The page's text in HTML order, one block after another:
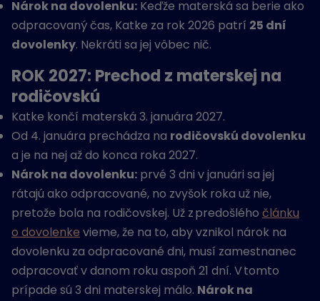
Nárok na dovolenku: Keďže materská sa berie ako
odpracovaný čas, Katke za rok 2026 patrí 25 dní
dovolenky. Nekráti sa jej vôbec nič.
ROK 2027: Prechod z materskej na
rodičovskú
Katke končí materská 3. januára 2027.
Od 4. januára prechádza na rodičovskú dovolenku
a je na nej až do konca roka 2027.
Nárok na dovolenku: prvé 3 dni v januári sa jej
rátajú ako odpracované, no zvyšok roka už nie,
pretože bola na rodičovskej. Už z predošlého článku
o dovolenke vieme, že na to, aby vznikol nárok na
dovolenku za odpracované dni, musí zamestnanec
odpracovať v danom roku aspoň 21 dní. V tomto
prípade sú 3 dni materskej málo. Nárok na